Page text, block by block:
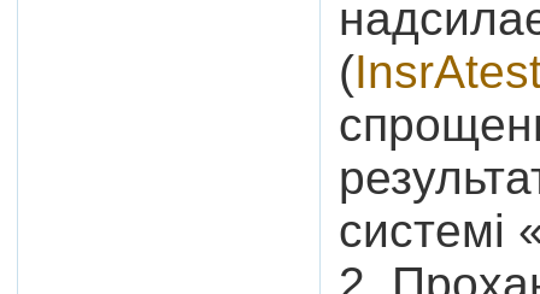
(
системі
2.